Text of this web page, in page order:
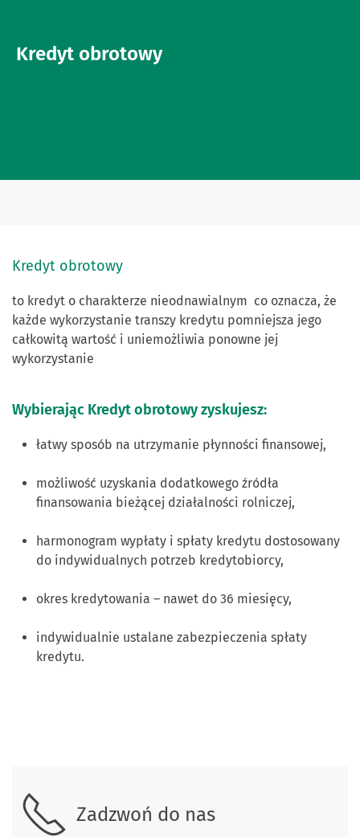
Kredyt obrotowy
Kredyt obrotowy
to kredyt o charakterze nieodnawialnym co oznacza, że
każde wykorzystanie transzy kredytu pomniejsza jego
całkowitą wartość i uniemożliwia ponowne jej
wykorzystanie
Wybierając Kredyt obrotowy zyskujesz:
łatwy sposób na utrzymanie płynności finansowej,
możliwość uzyskania dodatkowego źródła
finansowania bieżącej działalności rolniczej,
harmonogram wypłaty i spłaty kredytu dostosowany
do indywidualnych potrzeb kredytobiorcy,
okres kredytowania – nawet do 36 miesięcy,
indywidualnie ustalane zabezpieczenia spłaty
kredytu.
Zadzwoń do nas